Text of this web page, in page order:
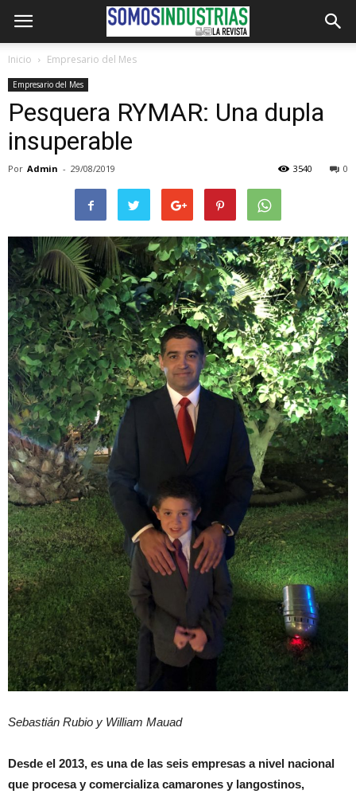
Inicio Empresario del Mes
Empresario del Mes
Pesquera RYMAR: Una dupla
insuperable
Por Admin - 29/08/2019 0
3540
Sebastián Rubio y William Mauad
Desde el 2013, es una de las seis empresas a nivel nacional
que procesa y comercializa camarones y langostinos,